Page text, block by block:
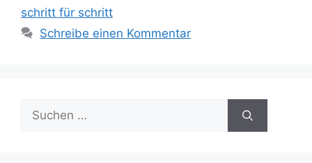
schritt für schritt
Schreibe einen Kommentar
Suche
nach: